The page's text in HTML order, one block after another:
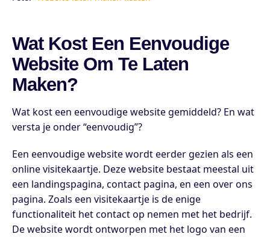
Wat Kost Een Eenvoudige
Website Om Te Laten
Maken?
Wat kost een eenvoudige website gemiddeld? En wat
versta je onder “eenvoudig”?
Een eenvoudige website wordt eerder gezien als een
online visitekaartje. Deze website bestaat meestal uit
een landingspagina, contact pagina, en een over ons
pagina. Zoals een visitekaartje is de enige
functionaliteit het contact op nemen met het bedrijf.
De website wordt ontworpen met het logo van een